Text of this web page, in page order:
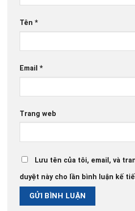
Tên *
Email *
Trang web
Lưu tên của tôi, email, và
duyệt này cho lần bình luận kế